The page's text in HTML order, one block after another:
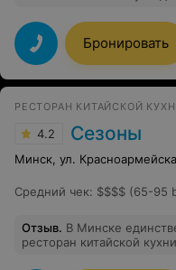
Бронировать
РЕСТОРАН КИТАЙСКОЙ
4.2 Сезоны
Минск, ул.
Средний чек: $$$$ (65-95
Отзыв. В Минске
ресторан китайской